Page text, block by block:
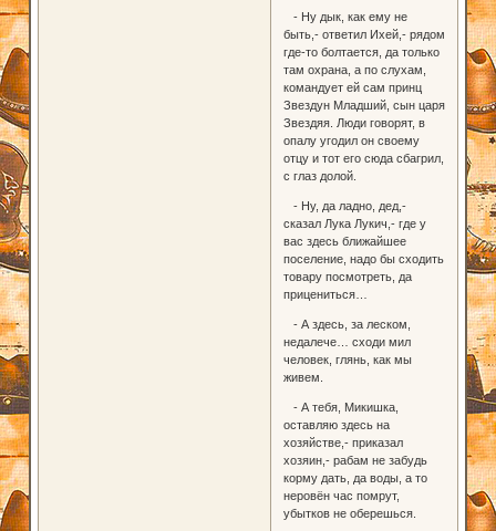
- Ну дык, как ему не
быть,- ответил Ихей,- рядом
где-то болтается, да только
там охрана, а по слухам,
командует ей сам принц
Звездун Младший, сын царя
Звездяя. Люди говорят, в
опалу угодил он своему
отцу и тот его сюда сбагрил,
с глаз долой.
- Ну, да ладно, дед,-
сказал Лука Лукич,- где у
вас здесь ближайшее
поселение, надо бы сходить
товару посмотреть, да
прицениться…
- А здесь, за леском,
недалече… сходи мил
человек, глянь, как мы
живем.
- А тебя, Микишка,
оставляю здесь на
хозяйстве,- приказал
хозяин,- рабам не забудь
корму дать, да воды, а то
неровён час помрут,
убытков не оберешься.